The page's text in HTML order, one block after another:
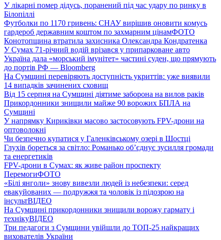
У лікарні помер дідусь, поранений під час удару по ринку в
Білопіллі
Футболки по 1170 гривень: СНАУ вирішив оновити комусь
гардероб державним коштом по захмарним цінамФОТО
Конотопщина втратила захисника Олександра Кондратенка
У Сумах 71-річний водій врізався у припарковане авто
Україна дала «морський імунітет» частині суден, що прямують
до портів РФ — Bloomberg
На Сумщині перевіряють доступність укриттів: уже виявили
14 випадків зачинених сховищ
Від 15 серпня на Сумщині діятиме заборона на вилов раків
Прикордонники знищили майже 90 ворожих БПЛА на
Сумщині
У напрямку Кириківки масово застосовують FPV-дрони на
оптоволокні
Чи безпечно купатися у Галенківському озері в Шостці
Глухів бореться за світло: Романько об’єднує зусилля громади
та енергетиків
FPV-дрони в Сумах: як живе район проспекту
ПеремогиФОТО
«Білі янголи» знову вивезли людей із небезпеки: серед
евакуйованих — подружжя та чоловік із підозрою на
інсультВІДЕО
На Сумщині прикордонники знищили ворожу гармату і
технікуВІДЕО
Три педагоги з Сумщини увійшли до ТОП-25 найкращих
вихователів України